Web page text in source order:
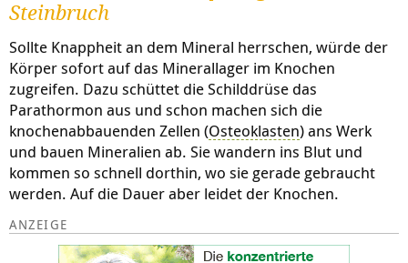
Steinbruch
Sollte Knappheit an dem Mineral herrschen, würde der
Körper sofort auf das Minerallager im Knochen
zugreifen. Dazu schüttet die Schilddrüse das
Parathormon aus und schon machen sich die
knochenabbauenden Zellen (Osteoklasten) ans Werk
und bauen Mineralien ab. Sie wandern ins Blut und
kommen so schnell dorthin, wo sie gerade gebraucht
werden. Auf die Dauer aber leidet der Knochen.